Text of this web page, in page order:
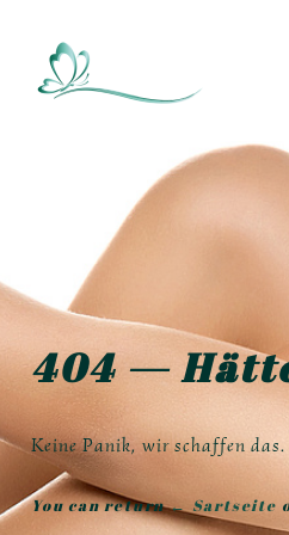
Inhalt
404 —
Keine Panik, wir schaffen
You can return← Sartseite